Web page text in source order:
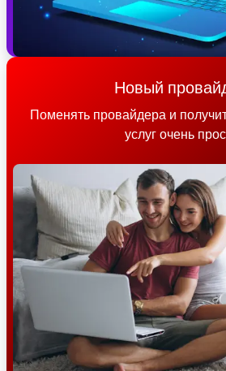
Новый
Поменять провайдера и
услуг очень